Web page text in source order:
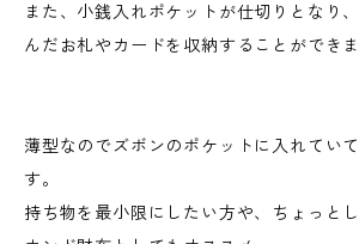
また、小銭入れポケットが仕切りとなり
んだお札やカードを収納することができま
薄型なのでズボンのポケットに入れてい
す。
持ち物を最小限にしたい方や、ちょっと